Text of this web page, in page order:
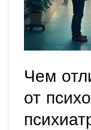
Чем
от